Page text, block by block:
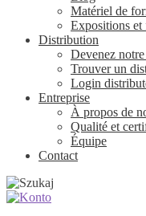
Matériel de
Expositions et
Distribution
Devenez
Trouver un
Login
Entreprise
À propos de
Qualité et
Équipe
Contact